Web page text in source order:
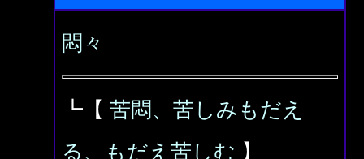
悶々
┗【 苦悶、苦しみもだえ
る、もだえ苦しむ 】